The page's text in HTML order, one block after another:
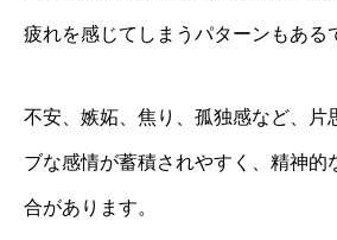
疲れを感じてしまうパターンもある
不安、嫉妬、焦り、孤独感など、片
ブな感情が蓄積されやすく、精神的
合があります。